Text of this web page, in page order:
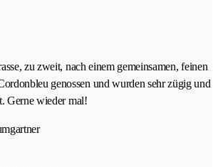
zu zweit, nach einem gemeinsamen, feinen
genossen und wurden sehr zügig und
Gerne wieder mal!